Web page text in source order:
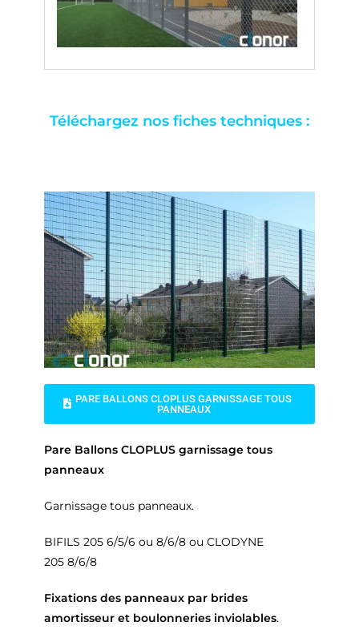
Téléchargez nos fiches techniques :
PARE BALLONS CLOPLUS GARNISSAGE TOUS
PANNEAUX
Pare Ballons CLOPLUS garnissage tous
panneaux
Garnissage tous panneaux.
BIFILS 205 6/5/6 ou 8/6/8 ou CLODYNE
205 8/6/8
Fixations des panneaux par brides
amortisseur et boulonneries inviolables.